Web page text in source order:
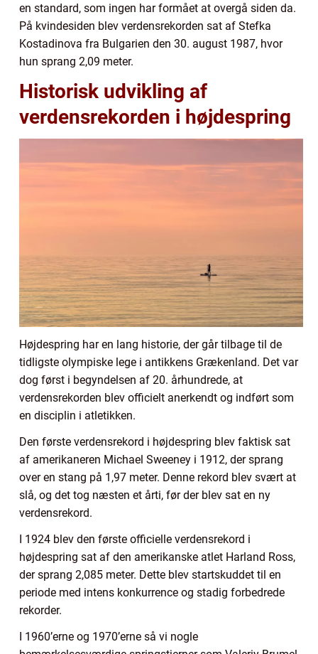
en standard, som ingen har formået at overgå siden da.
På kvindesiden blev verdensrekorden sat af Stefka
Kostadinova fra Bulgarien den 30. august 1987, hvor
hun sprang 2,09 meter.
Historisk udvikling af
verdensrekorden i højdespring
Højdespring har en lang historie, der går tilbage til de
tidligste olympiske lege i antikkens Grækenland. Det var
dog først i begyndelsen af 20. århundrede, at
verdensrekorden blev officielt anerkendt og indført som
en disciplin i atletikken.
Den første verdensrekord i højdespring blev faktisk sat
af amerikaneren Michael Sweeney i 1912, der sprang
over en stang på 1,97 meter. Denne rekord blev svært at
slå, og det tog næsten et årti, før der blev sat en ny
verdensrekord.
I 1924 blev den første officielle verdensrekord i
højdespring sat af den amerikanske atlet Harland Ross,
der sprang 2,085 meter. Dette blev startskuddet til en
periode med intens konkurrence og stadig forbedrede
rekorder.
I 1960’erne og 1970’erne så vi nogle